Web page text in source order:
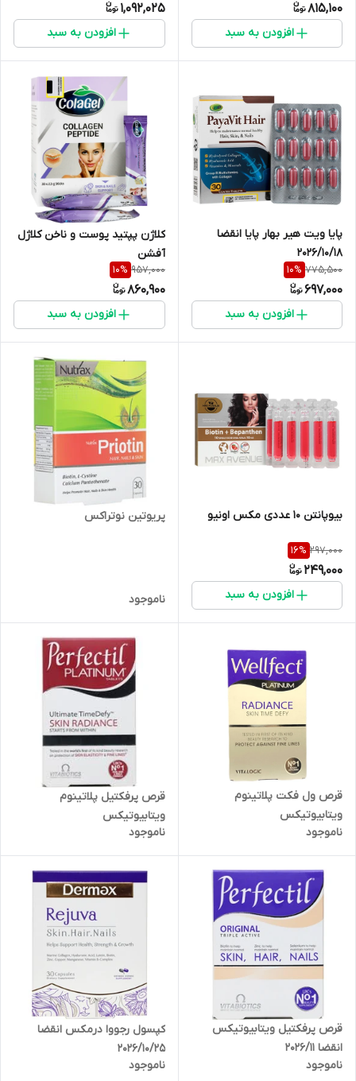
815,100
افزودن به سبد
1,092,025
افزودن به سبد
پایا ویت هیر بهار پایا انقضا
2026/10/18
775,500
10%
697,000
افزودن به سبد
کلاژن پپتید پوست و ناخن کلاژل
آفشن
957,000
10%
860,900
افزودن به سبد
بیوپانتن 10 عددی مکس اونیو
297,000
16%
249,000
افزودن به سبد
پریوتین نوتراکس
ناموجود
قرص ول فکت پلاتینوم
ویتابیوتیکس
ناموجود
قرص پرفکتیل پلاتینوم
ویتابیوتیکس
ناموجود
قرص پرفکتیل ویتابیوتیکس
انقضا 2026/11
ناموجود
کپسول رجووا درمکس انقضا
2026/10/25
ناموجود